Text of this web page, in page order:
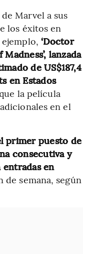
Marvel a sus
los éxitos en
‘Doctor
lanzada
de US$187,4
en Estados
la película
en el
primer puesto de
consecutiva y
entradas en
semana, según